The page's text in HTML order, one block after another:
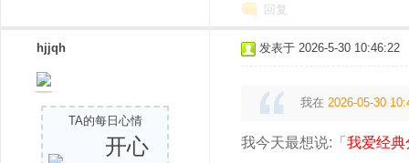
回复
hjjqh
TA的每日心情
开心
发表于 2026-5-30 10:46:22
我在 2026-05-30
我今天最想说:「 我爱经典